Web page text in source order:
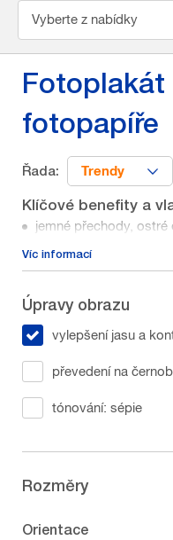
Vyberte z nabídky
Fotoplakát
fotopapíře
Řada: Trendy
Klíčové benefity a
jemné přechody, ostré
na výběr ze dvou
Víc informací
Úpravy obrazu
vylepšení jasu a
převedení na
tónování: sépie
Rozměry
Orientace